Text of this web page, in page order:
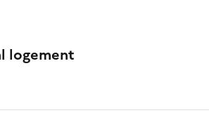
logement